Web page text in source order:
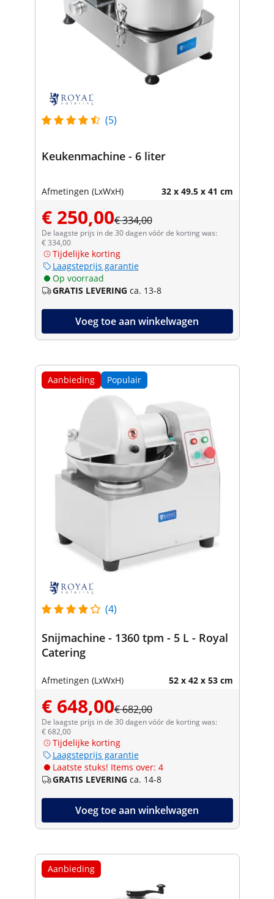
(5)
Keukenmachine - 6 liter
Afmetingen (LxWxH) 32 x 49.5 x 41 cm
€ 250,00€ 334,00
De laagste prijs in de 30 dagen vóór de korting was:
€ 334,00
Tijdelijke korting
Laagsteprijs garantie
Op voorraad
GRATIS LEVERING ca. 13-8
Voeg toe aan winkelwagen
Aanbieding Populair
(4)
Snijmachine - 1360 tpm - 5 L - Royal
Catering
Afmetingen (LxWxH) 52 x 42 x 53 cm
€ 648,00€ 682,00
De laagste prijs in de 30 dagen vóór de korting was:
€ 682,00
Tijdelijke korting
Laagsteprijs garantie
Laatste stuks! Items over: 4
GRATIS LEVERING ca. 14-8
Voeg toe aan winkelwagen
Aanbieding